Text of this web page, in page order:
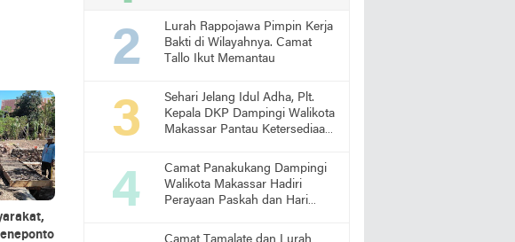
Lurah Rappojawa Pimpin Kerja
Bakti di Wilayahnya. Camat
Tallo Ikut Memantau
Sehari Jelang Idul Adha, Plt.
Kepala DKP Dampingi Walikota
Makassar Pantau Ketersediaan
Camat Panakukang Dampingi
Walikota Makassar Hadiri
Perayaan Paskah dan Hari